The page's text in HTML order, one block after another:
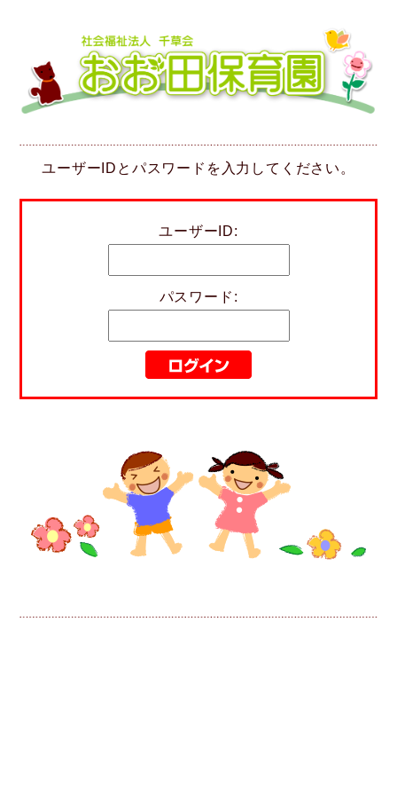
ユーザーIDとパスワードを入力してください。
ユーザーID:
パスワード: